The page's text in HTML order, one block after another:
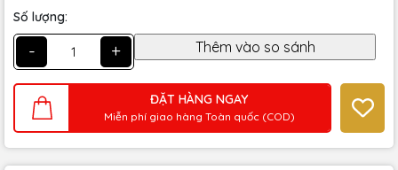
Số lượng:
- +
ĐẶT HÀNG NGAY
Miễn phí giao hàng Toàn quốc (COD)